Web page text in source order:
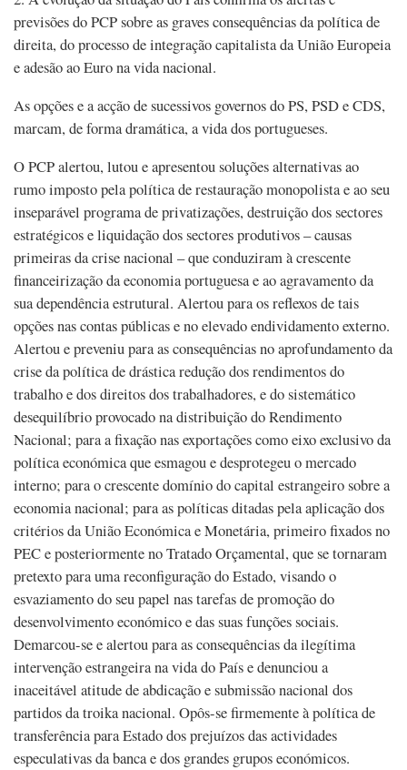
previsões do PCP sobre as graves consequências da política de
direita, do processo de integração capitalista da União Europeia
e adesão ao Euro na vida nacional.
As opções e a acção de sucessivos governos do PS, PSD e CDS,
marcam, de forma dramática, a vida dos portugueses.
O PCP alertou, lutou e apresentou soluções alternativas ao
rumo imposto pela política de restauração monopolista e ao seu
inseparável programa de privatizações, destruição dos sectores
estratégicos e liquidação dos sectores produtivos – causas
primeiras da crise nacional – que conduziram à crescente
financeirização da economia portuguesa e ao agravamento da
sua dependência estrutural. Alertou para os reflexos de tais
opções nas contas públicas e no elevado endividamento externo.
Alertou e preveniu para as consequências no aprofundamento da
crise da política de drástica redução dos rendimentos do
trabalho e dos direitos dos trabalhadores, e do sistemático
desequilíbrio provocado na distribuição do Rendimento
Nacional; para a fixação nas exportações como eixo exclusivo da
política económica que esmagou e desprotegeu o mercado
interno; para o crescente domínio do capital estrangeiro sobre a
economia nacional; para as políticas ditadas pela aplicação dos
critérios da União Económica e Monetária, primeiro fixados no
PEC e posteriormente no Tratado Orçamental, que se tornaram
pretexto para uma reconfiguração do Estado, visando o
esvaziamento do seu papel nas tarefas de promoção do
desenvolvimento económico e das suas funções sociais.
Demarcou-se e alertou para as consequências da ilegítima
intervenção estrangeira na vida do País e denunciou a
inaceitável atitude de abdicação e submissão nacional dos
partidos da troika nacional. Opôs-se firmemente à política de
transferência para Estado dos prejuízos das actividades
especulativas da banca e dos grandes grupos económicos.